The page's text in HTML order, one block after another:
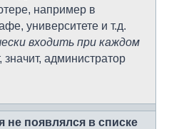
например в
университете и т.д.
входить при каждом
значит, администратор
не появлялся в списке